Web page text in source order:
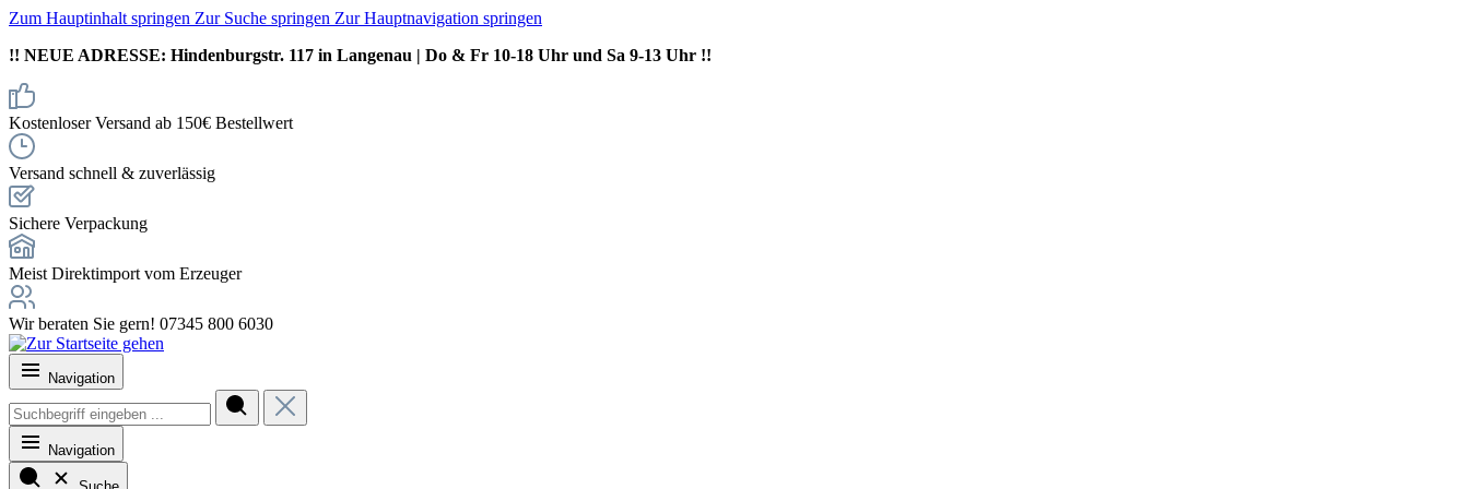
Zum Hauptinhalt springen Zur Suche springen Zur Hauptnavigation springen
!! NEUE ADRESSE: Hindenburgstr. 117 in Langenau | Do & Fr 10-18 Uhr und Sa 9-13 Uhr !!
Kostenloser Versand ab 150€ Bestellwert
Versand schnell & zuverlässig
Sichere Verpackung
Meist Direktimport vom Erzeuger
Wir beraten Sie gern! 07345 800 6030
Navigation
Navigation